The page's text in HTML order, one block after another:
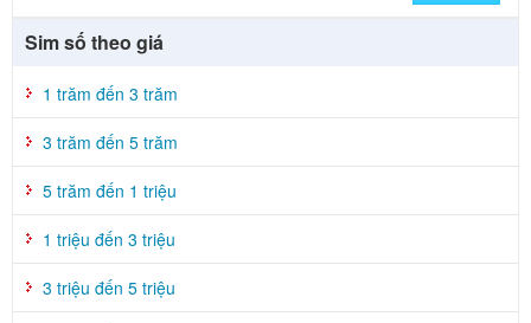
Sim số theo giá
1 trăm đến 3 trăm
3 trăm đến 5 trăm
5 trăm đến 1 triệu
1 triệu đến 3 triệu
3 triệu đến 5 triệu